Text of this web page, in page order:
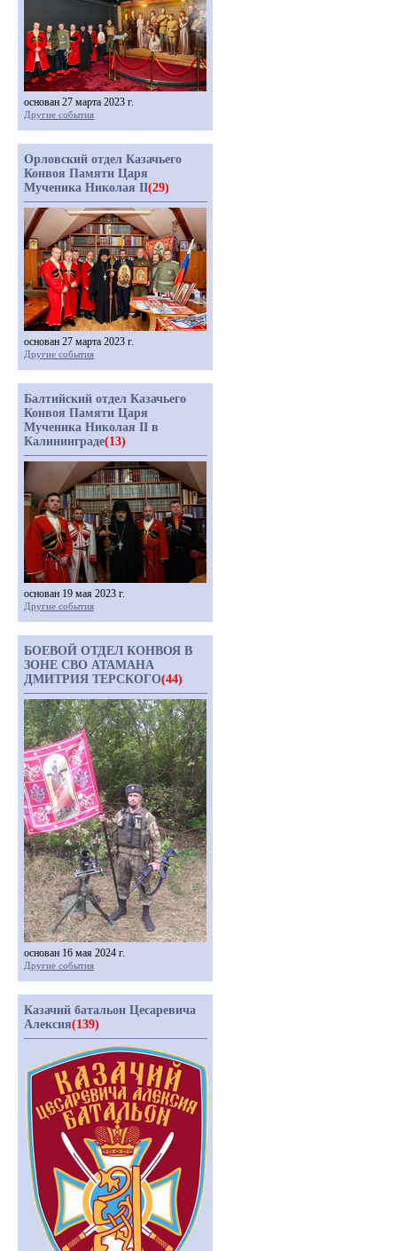
основан 27 марта 2023 г.
Другие события
Орловский отдел Казачьего
Конвоя Памяти Царя
Мученика Николая II(29)
основан 27 марта 2023 г.
Другие события
Балтийский отдел Казачьего
Конвоя Памяти Царя
Мученика Николая II в
Калининграде(13)
основан 19 мая 2023 г.
Другие события
БОЕВОЙ ОТДЕЛ КОНВОЯ В
ЗОНЕ СВО АТАМАНА
ДМИТРИЯ ТЕРСКОГО(44)
основан 16 мая 2024 г.
Другие события
Казачий батальон Цесаревича
Алексия(139)